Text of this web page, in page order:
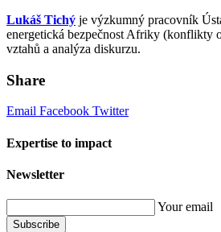
Lukáš Tichý je výzkumný pracovník
energetická bezpečnost Afriky (konflikty
vztahů a analýza diskurzu.
Share
Email Facebook Twitter
Expertise to impact
Newsletter
Your email
Subscribe